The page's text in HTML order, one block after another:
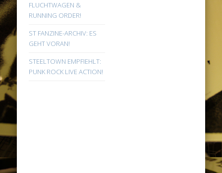
FLUCHTWAGEN &
RUNNING ORDER!
ST FANZINE-ARCHIV: ES
GEHT VORAN!
STEELTOWN EMPFIEHLT:
PUNK ROCK LIVE ACTION!